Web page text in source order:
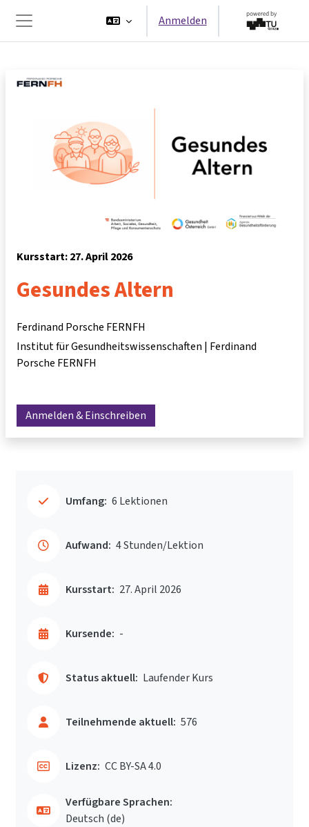
Website-Übersicht
Anmelden
Kursstart: 27. April 2026
Gesundes Altern
Ferdinand Porsche FERNFH
Institut für Gesundheitswissenschaften | Ferdinand
Porsche FERNFH
Anmelden & Einschreiben
Umfang: 6 Lektionen
Aufwand: 4 Stunden/Lektion
Kursstart: 27. April 2026
Kursende: -
Status aktuell: Laufender Kurs
Teilnehmende aktuell: 576
Lizenz: CC BY-SA 4.0
Verfügbare Sprachen:
Deutsch ‎(de)‎